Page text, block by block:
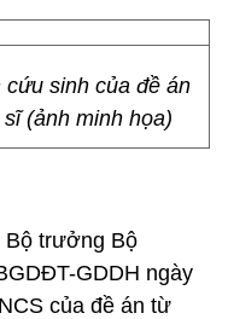
sinh của đề án
(ảnh minh họa)
Bộ trưởng Bộ
GDDH ngày
của đề án từ